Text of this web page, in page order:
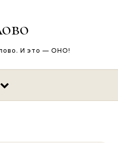
И это — ОНО!